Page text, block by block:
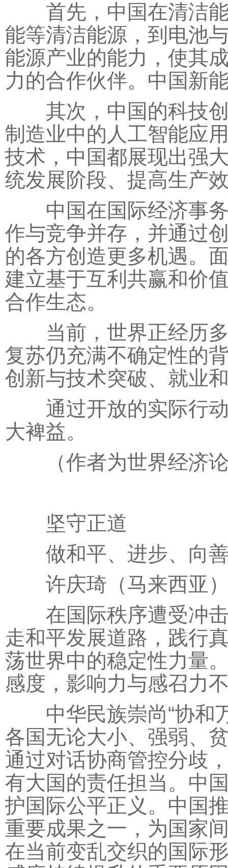
首先，中国在清洁能
能等清洁能源，到电池
能源产业的能力，使其
力的合作伙伴。中国新
其次，中国的科技创
制造业中的人工智能应
技术，中国都展现出强
统发展阶段、提高生产
中国在国际经济事务
作与竞争并存，并通过
的各方创造更多机遇。
建立基于互利共赢和价
合作生态。
当前，世界正经历多
复苏仍充满不确定性的
创新与技术突破、就业
通过开放的实际行动
大裨益。
（作者为世界经济论
坚守正道
做和平、进步、向善
许庆琦（马来西亚
在国际秩序遭受冲击
走和平发展道路，践行
荡世界中的稳定性力量
感度，影响力与感召力
中华民族崇尚“协和万
各国无论大小、强弱、
通过对话协商管控分歧
有大国的责任担当。中
护国际公平正义。中国
重要成果之一，为国家
在当前变乱交织的国际